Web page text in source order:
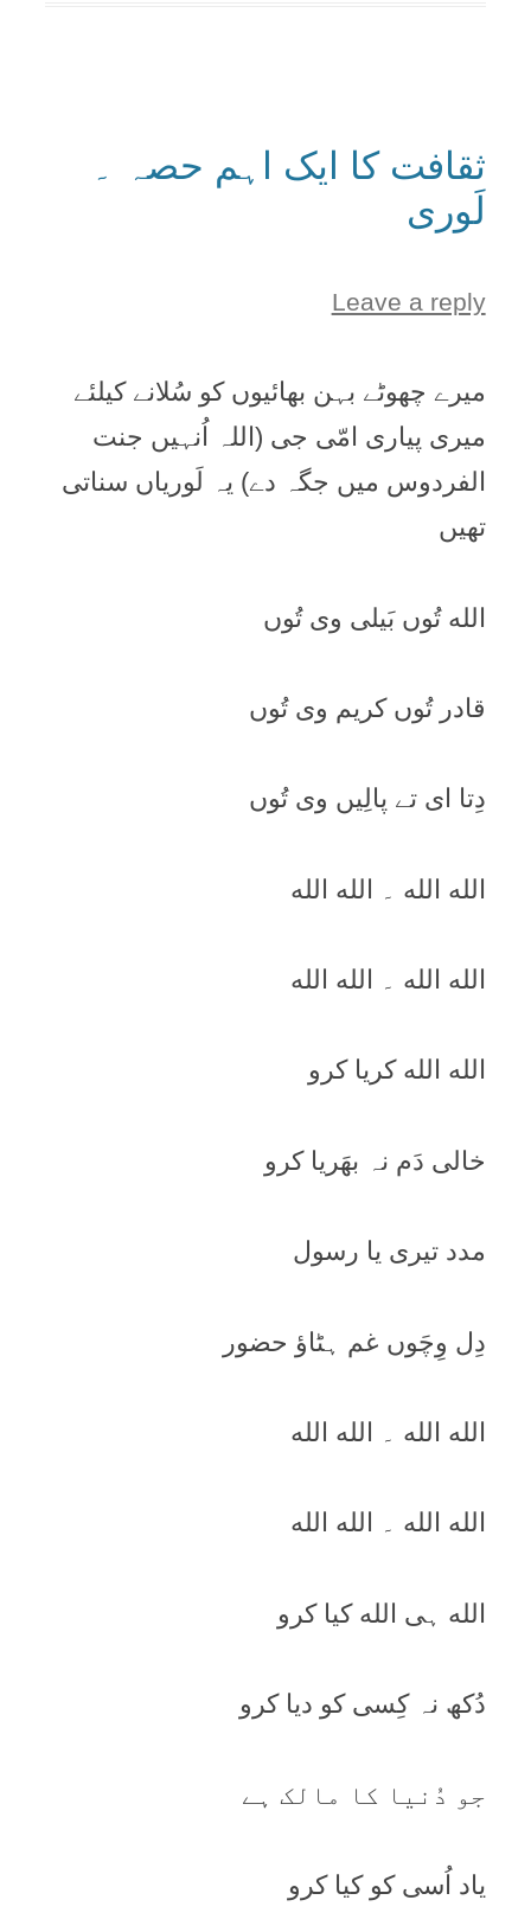
ثقافت کا ایک اہم حصہ ۔
لَوری
Leave a reply
ميرے چھوٹے بہن بھائیوں کو سُلانے کيلئے
ميری پیاری امّی جی (اللہ اُنہيں جنت
الفردوس ميں جگہ دے) یہ لَورياں سناتی
تھيں
الله تُوں بَيلی وی تُوں
قادر تُوں کريم وی تُوں
دِتا ای تے پالِيں وی تُوں
الله الله ۔ الله الله
الله الله ۔ الله الله
الله الله کريا کرو
خالی دَم نہ بھَريا کرو
مدد تيری يا رسول
دِل وِچَوں غم ہٹاؤ حضور
الله الله ۔ الله الله
الله الله ۔ الله الله
الله ہی الله کيا کرو
دُکھ نہ کِسی کو ديا کرو
جو دُنيا کا مالک ہے
ياد اُسی کو کيا کرو